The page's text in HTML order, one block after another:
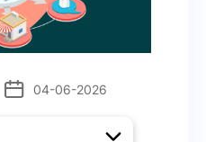
04-06-2026